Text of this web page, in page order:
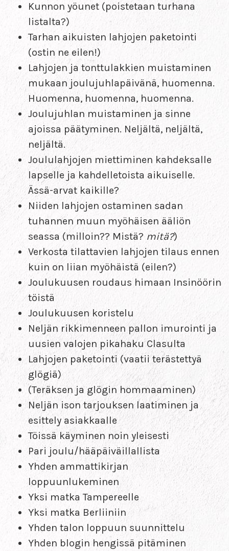
Kunnon yöunet (poistetaan turhana
listalta?)
Tarhan aikuisten lahjojen paketointi
(ostin ne eilen!)
Lahjojen ja tonttulakkien muistaminen
mukaan joulujuhlapäivänä, huomenna.
Huomenna, huomenna, huomenna.
Joulujuhlan muistaminen ja sinne
ajoissa päätyminen. Neljältä, neljältä,
neljältä.
Joululahjojen miettiminen kahdeksalle
lapselle ja kahdelletoista aikuiselle.
Ässä-arvat kaikille?
Niiden lahjojen ostaminen sadan
tuhannen muun myöhäisen ääliön
seassa (milloin?? Mistä? mitä?)
Verkosta tilattavien lahjojen tilaus ennen
kuin on liian myöhäistä (eilen?)
Joulukuusen roudaus himaan Insinöörin
töistä
Joulukuusen koristelu
Neljän rikkimenneen pallon imurointi ja
uusien valojen pikahaku Clasulta
Lahjojen paketointi (vaatii terästettyä
glögiä)
(Teräksen ja glögin hommaaminen)
Neljän ison tarjouksen laatiminen ja
esittely asiakkaalle
Töissä käyminen noin yleisesti
Pari joulu/hääpäiväillallista
Yhden ammattikirjan
loppuunlukeminen
Yksi matka Tampereelle
Yksi matka Berliiniin
Yhden talon loppuun suunnittelu
Yhden blogin hengissä pitäminen